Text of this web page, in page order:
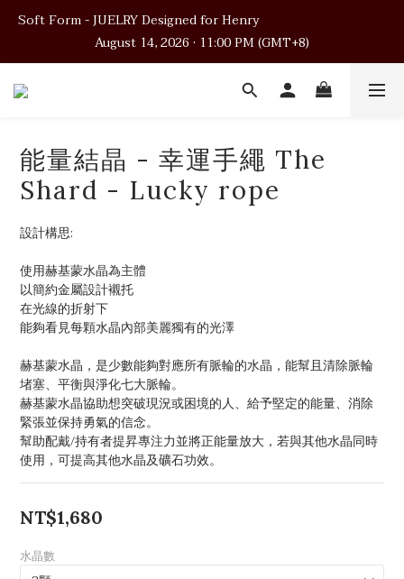
Soft Form - JUELRY Designed for Henry
August 14, 2026 · 11:00 PM (GMT+8)
Soft Form - JUELRY Designed for Henry
August 14, 2026 · 11:00 PM (GMT+8)
Worldwide Shipping
Soft Form - JUELRY Designed for Henry
August 14, 2026 · 11:00 PM (GMT+8)
能量結晶 - 幸運手繩 The
Shard - Lucky rope
設計構思:
使用赫基蒙水晶為主體
以簡約金屬設計襯托
在光線的折射下
能夠看見每顆水晶內部美麗獨有的光澤
赫基蒙水晶，是少數能夠對應所有脈輪的水晶，能幫且清除脈輪
堵塞、平衡與淨化七大脈輪。
赫基蒙水晶協助想突破現況或困境的人、給予堅定的能量、消除
緊張並保持勇氣的信念。
幫助配戴/持有者提昇專注力並將正能量放大，若與其他水晶同時
使用，可提高其他水晶及礦石功效。
NT$1,680
水晶數